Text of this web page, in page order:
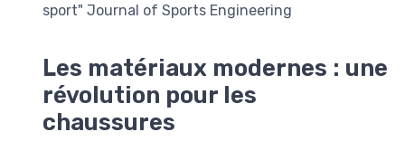
sport" Journal of Sports Engineering
Les matériaux modernes : une
révolution pour les
chaussures